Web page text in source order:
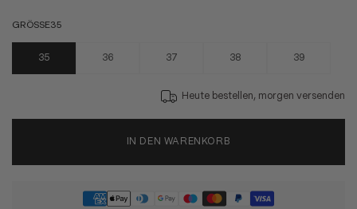
GRÖSSE35
35 36 37 38 39
Heute bestellen, morgen versenden
IN DEN WARENKORB